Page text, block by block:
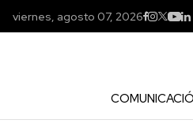
viernes, agosto 07, 2026